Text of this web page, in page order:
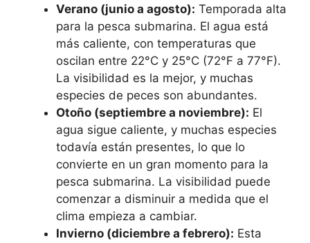
Verano (junio a agosto): Temporada alta
para la pesca submarina. El agua está
más caliente, con temperaturas que
oscilan entre 22°C y 25°C (72°F a 77°F).
La visibilidad es la mejor, y muchas
especies de peces son abundantes.
Otoño (septiembre a noviembre): El
agua sigue caliente, y muchas especies
todavía están presentes, lo que lo
convierte en un gran momento para la
pesca submarina. La visibilidad puede
comenzar a disminuir a medida que el
clima empieza a cambiar.
Invierno (diciembre a febrero): Esta